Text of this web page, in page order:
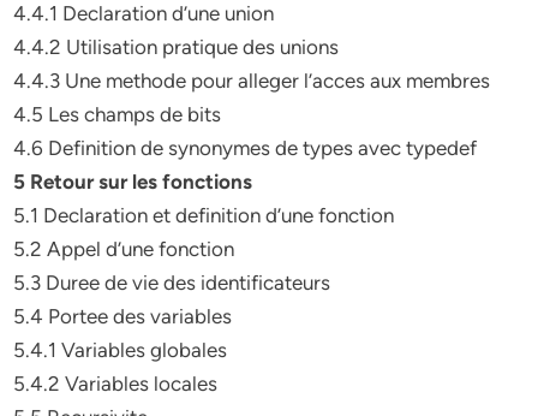
4.4.1 Declaration d’une union
4.4.2 Utilisation pratique des unions
4.4.3 Une methode pour alleger l’acces aux membres
4.5 Les champs de bits
4.6 Definition de synonymes de types avec typedef
5 Retour sur les fonctions
5.1 Declaration et definition d’une fonction
5.2 Appel d’une fonction
5.3 Duree de vie des identificateurs
5.4 Portee des variables
5.4.1 Variables globales
5.4.2 Variables locales